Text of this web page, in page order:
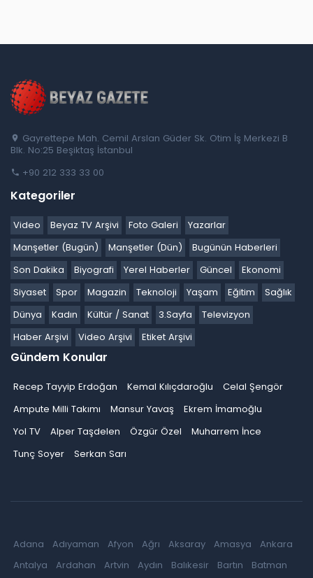
Gayrettepe Mah. Cemil Arslan Güder Sk. Otim İş Merkezi B
Blk. No:25 Beşiktaş İstanbul
+90 212 333 33 00
Kategoriler
Video Beyaz TV Arşivi Foto Galeri
Yazarlar
Manşetler (Bugün)
Manşetler (Dün)
Bugünün Haberleri
Son Dakika
Biyografi Yerel Haberler Güncel
Ekonomi
Siyaset
Spor Magazin Teknoloji Yaşam Eğitim
Sağlık
Dünya
Kadın Kültür / Sanat 3.Sayfa
Televizyon
Haber Arşivi
Video Arşivi Etiket Arşivi
Gündem Konular
Recep Tayyip Erdoğan Kemal Kılıçdaroğlu
Celal Şengör
Ampute Milli Takımı
Mansur Yavaş
Ekrem İmamoğlu
Yol TV
Alper Taşdelen Özgür Özel
Muharrem İnce
Tunç Soyer
Serkan Sarı
Adana Adıyaman Afyon Ağrı Aksaray Amasya
Ankara
Antalya
Ardahan Artvin Aydın Balıkesir Bartın
Batman